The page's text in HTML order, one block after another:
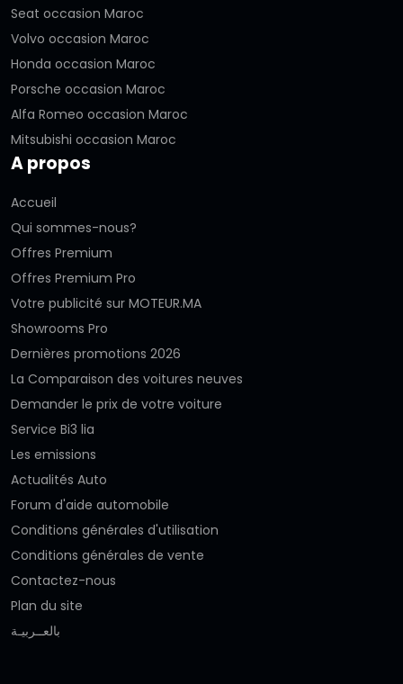
Seat occasion Maroc
Volvo occasion Maroc
Honda occasion Maroc
Porsche occasion Maroc
Alfa Romeo occasion Maroc
Mitsubishi occasion Maroc
A propos
Accueil
Qui sommes-nous?
Offres Premium
Offres Premium Pro
Votre publicité sur MOTEUR.MA
Showrooms Pro
Dernières promotions 2026
La Comparaison des voitures neuves
Demander le prix de votre voiture
Service Bi3 lia
Les emissions
Actualités Auto
Forum d'aide automobile
Conditions générales d'utilisation
Conditions générales de vente
Contactez-nous
Plan du site
بالعــربيـة